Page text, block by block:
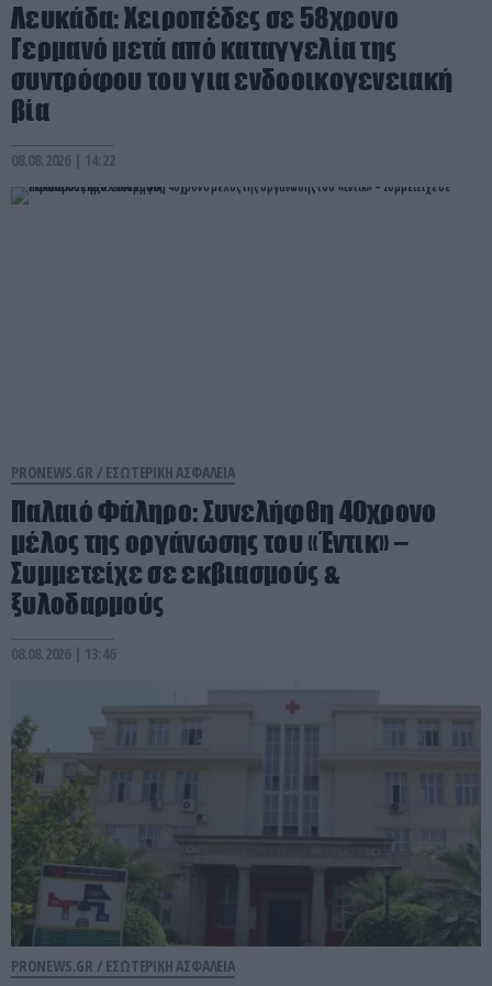
Λευκάδα: Χειροπέδες σε 58χρονο
Γερμανό μετά από καταγγελία της
συντρόφου του για ενδοοικογενειακή
βία
08.08.2026 | 14:22
PRONEWS.GR / ΕΣΩΤΕΡΙΚΗ ΑΣΦΑΛΕΙΑ
Παλαιό Φάληρο: Συνελήφθη 40χρονο
μέλος της οργάνωσης του «Έντικ» –
Συμμετείχε σε εκβιασμούς &
ξυλοδαρμούς
08.08.2026 | 13:46
PRONEWS.GR / ΕΣΩΤΕΡΙΚΗ ΑΣΦΑΛΕΙΑ